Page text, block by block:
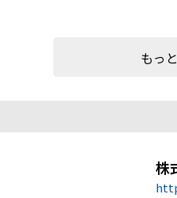
もっ
株